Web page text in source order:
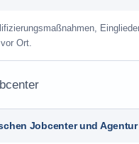
Ort.
Jobcenter und